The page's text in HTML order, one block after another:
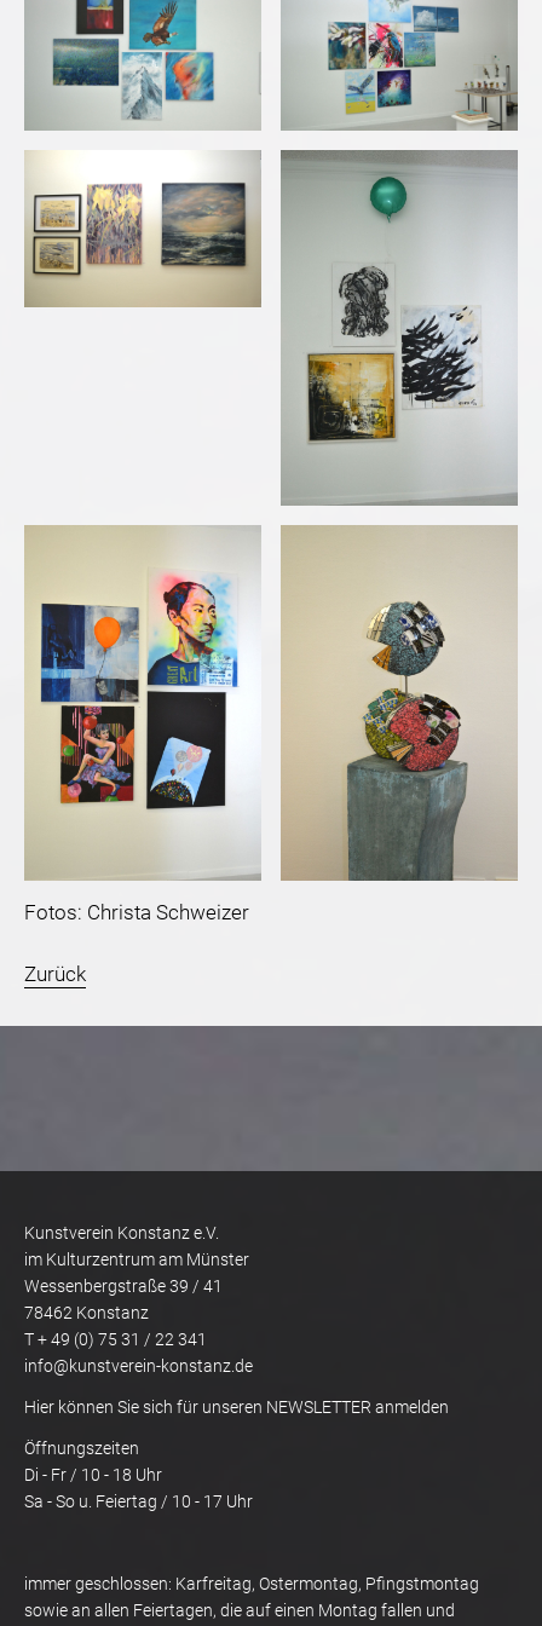
Fotos: Christa Schweizer
Zurück
Kunstverein Konstanz e.V.
im Kulturzentrum am Münster
Wessenbergstraße 39 / 41
78462 Konstanz
T + 49 (0) 75 31 / 22 341
info@kunstverein-konstanz.de
Hier können Sie sich für unseren NEWSLETTER anmelden
Öffnungszeiten
Di - Fr / 10 - 18 Uhr
Sa - So u. Feiertag / 10 - 17 Uhr
immer geschlossen: Karfreitag, Ostermontag, Pfingstmontag
sowie an allen Feiertagen, die auf einen Montag fallen und